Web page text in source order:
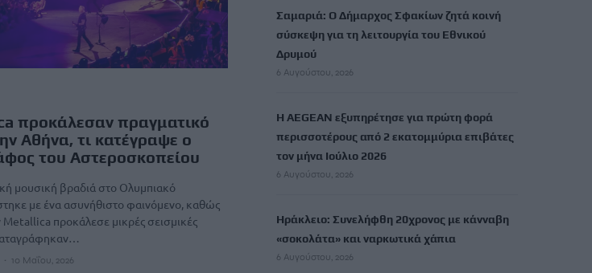
προκάλεσαν πραγματικό
Αθήνα, τι κατέγραψε ο
του Αστεροσκοπείου
μουσική βραδιά στο Ολυμπιακό
με ένα ασυνήθιστο φαινόμενο, καθώς
προκάλεσε μικρές σεισμικές
10 Μαΐου, 2026
Σαμαριά: Ο Δήμαρχος Σφακίων ζητά κοινή
σύσκεψη για τη λειτουργία του Εθνικού
Δρυμού
6 Αυγούστου, 2026
Η AEGEAN εξυπηρέτησε για πρώτη φορά
περισσοτέρους από 2 εκατομμύρια επιβάτες
τον μήνα Ιούλιο 2026
6 Αυγούστου, 2026
Ηράκλειο: Συνελήφθη 20χρονος με κάνναβη
«σοκολάτα» και ναρκωτικά χάπια
6 Αυγούστου, 2026